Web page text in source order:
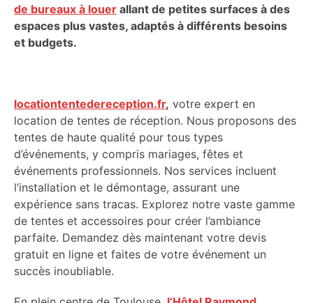
de bureaux à louer allant de petites surfaces à des
espaces plus vastes, adaptés à différents besoins
et budgets.
locationtentedereception.fr, votre expert en
location de tentes de réception. Nous proposons des
tentes de haute qualité pour tous types
d’événements, y compris mariages, fêtes et
événements professionnels. Nos services incluent
l’installation et le démontage, assurant une
expérience sans tracas. Explorez notre vaste gamme
de tentes et accessoires pour créer l’ambiance
parfaite. Demandez dès maintenant votre devis
gratuit en ligne et faites de votre événement un
succès inoubliable.